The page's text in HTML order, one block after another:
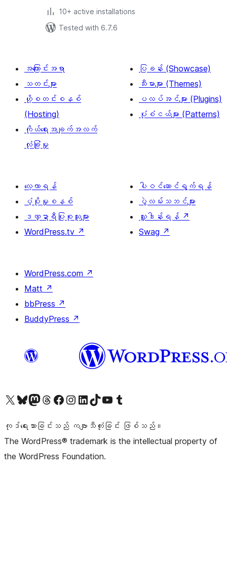
10+ active installations
Tested with 6.7.6
အကြောင်းအရာ
သတင်းများ
ဟို့စတင်းစနစ်
(Hosting)
ကိုယ်ရေးအချက်အလက်
လုံခြုံမှု
ပြခန်း (Showcase)
သီးမားများ (Themes)
ပလပ်အင်များ (Plugins)
ပုံစံငယ်များ (Patterns)
လေ့လာရန်
ပံ့ပိုးမှုစနစ်
ဒဏ္ဍာရီပြုစုသူများ
WordPress.tv ↗
ပါဝင်ဆောင်ရွက်ရန်
ပွဲလမ်းသဘင်များ
လှူဒါန်းရန် ↗
Swag ↗
WordPress.com ↗
Matt ↗
bbPress ↗
BuddyPress ↗
ကျွန်ုပ်တို့၏ X (ယခင် Twitter) အကောင့်သို့ သွားရောက်ကြည့်ရှုပါကျွန်ုပ်တို့၏ Bluesky အကောင့်သို့ ဝင်ရောက်ကြည့်ရှုရန်
ကျွန်ုပ်တို့၏ Mastodon အကောင့်သို့ သွားရောက်ကြည့်ရှုပါကျွန်ုပ်တို့၏ Threads အကောင့်သို့ ဝင်ရောက်ကြည့်ရှုရန်
ကျွန်ုပ်တို့၏ Facebook စာမျက်နှာသို့ သွားရောက်ကြည့်ရှုပါကျွန်ုပ်တို့၏ Instagram အကောင့်သို့ သွားရောက်ကြည့်ရှုပါ ကျွန်ုပ်တို့၏ LinkedIn အကောင့်သို့ သွားရောက်ကြည့်ရှုပါကျွန်ုပ်တို့၏ TikTok အကောင့်သို့ ဝင်ရောက်ကြည့်ရှုရန်
ကျွန်ုပ်တို့၏ YouTube ချန်နယ်သို့ သွားရောက်ကြည့်ရှုပါ ကျွန်ုပ်တို့၏ Tumblr အကောင့်သို့ ဝင်ရောက်ကြည့်ရှုရန်
ကုဒ်ရေးသားခြင်းသည် ကဗျာသီကုံးခြင်း ဖြစ်သည်။
The WordPress® trademark is the intellectual property of
the WordPress Foundation.